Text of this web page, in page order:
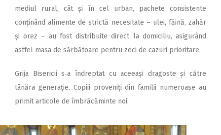
mediul rural, cât și în cel urban, pachete consistente
conținând alimente de strictă necesitate – ulei, făină, zahăr
și orez – au fost distribuite direct la domiciliu, asigurând
astfel masa de sărbătoare pentru zeci de cazuri prioritare.
Grija Bisericii s‑a îndreptat cu aceeași dragoste și către
tânăra generație. Copiii proveniți din familii numeroase au
primit articole de îmbrăcăminte noi.